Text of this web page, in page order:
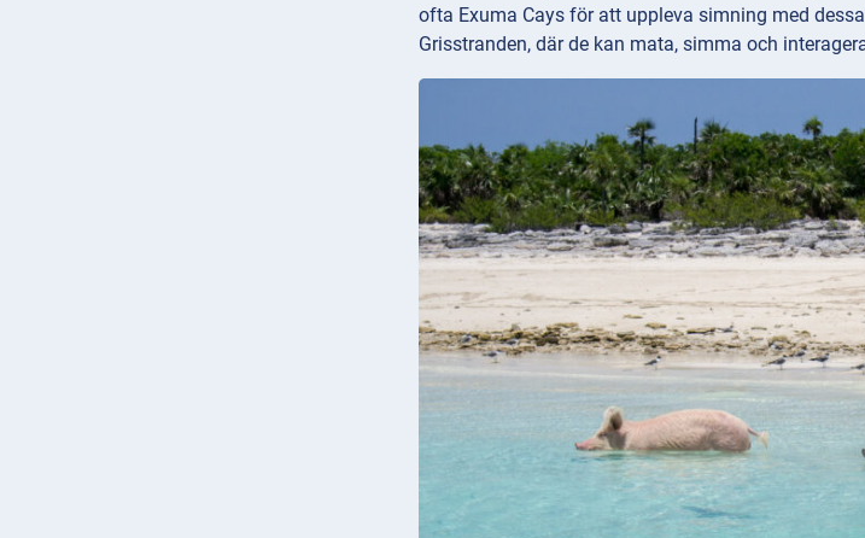
ofta Exuma Cays för att uppleva simning med
Grisstranden, där de kan mata, simma och